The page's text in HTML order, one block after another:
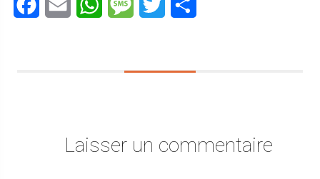
Facebook
Email WhatsAppMessageTwitter
Laisser un commentaire